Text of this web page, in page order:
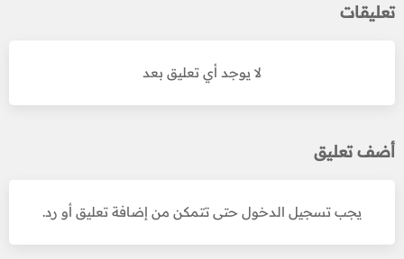
تعليقات
لا يوجد أي تعليق بعد
أضف تعليق
يجب تسجيل الدخول حتى تتمكن من إضافة تعليق أو رد.